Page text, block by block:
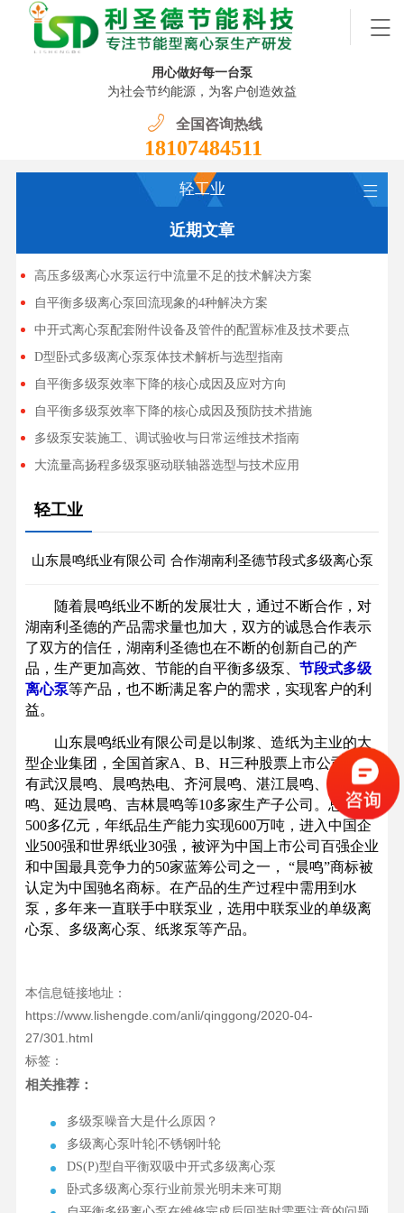
用心做好每一台泵
为社会节约能源，为客户创造效益
全国咨询热线
18107484511
轻工业
近期文章
高压多级离心水泵运行中流量不足的技术解决方案
自平衡多级离心泵回流现象的4种解决方案
中开式离心泵配套附件设备及管件的配置标准及技术要点
D型卧式多级离心泵泵体技术解析与选型指南
自平衡多级泵效率下降的核心成因及应对方向
自平衡多级泵效率下降的核心成因及预防技术措施
多级泵安装施工、调试验收与日常运维技术指南
大流量高扬程多级泵驱动联轴器选型与技术应用
轻工业
山东晨鸣纸业有限公司 合作湖南利圣德节段式多级离心泵
随着晨鸣纸业不断的发展壮大，通过不断合作，对
湖南利圣德的产品需求量也加大，双方的诚恳合作表示
了双方的信任，湖南利圣德也在不断的创新自己的产
品，生产更加高效、节能的自平衡多级泵、 节段式多级
离心泵等产品，也不断满足客户的需求，实现客户的利
益。
山东晨鸣纸业有限公司是以制浆、造纸为主业的大
型企业集团，全国首家A、B、H三种股票上市公司，拥
有武汉晨鸣、晨鸣热电、齐河晨鸣、湛江晨鸣、江西晨
鸣、延边晨鸣、吉林晨鸣等10多家生产子公司。总资产
500多亿元，年纸品生产能力实现600万吨，进入中国企
业500强和世界纸业30强，被评为中国上市公司百强企业
和中国最具竞争力的50家蓝筹公司之一， “晨鸣”商标被
认定为中国驰名商标。在产品的生产过程中需用到水
泵，多年来一直联手中联泵业，选用中联泵业的单级离
心泵、多级离心泵、纸浆泵等产品。
本信息链接地址：
https://www.lishengde.com/anli/qinggong/2020-04-
27/301.html
标签：
相关推荐：
多级泵噪音大是什么原因？
多级离心泵叶轮|不锈钢叶轮
DS(P)型自平衡双吸中开式多级离心泵
卧式多级离心泵行业前景光明未来可期